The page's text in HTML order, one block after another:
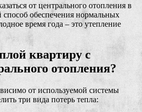
от центрального отопления в
способ обеспечения нормальных
время года – это утепление
квартиру с
отопления?
от используемой системы
три вида потерь тепла: